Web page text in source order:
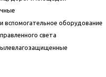
вспомогательное оборудование
света